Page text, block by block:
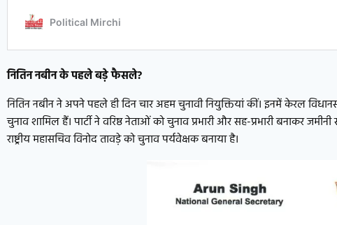
नितिन नबीन के पहले बड़े फैसले?
नितिन नबीन ने अपने पहले ही दिन चार अहम चुनावी नियुक्तियां कीं। इनमें केरल
चुनाव शामिल हैं। पार्टी ने वरिष्ठ नेताओं को चुनाव प्रभारी और सह-प्रभारी बनाकर
राष्ट्रीय महासचिव विनोद तावड़े को चुनाव पर्यवेक्षक बनाया है।